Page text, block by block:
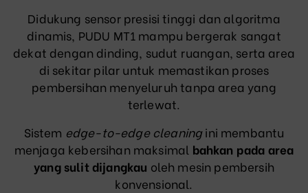
Didukung sensor presisi tinggi dan algoritma
dinamis, PUDU MT1 mampu bergerak sangat
dekat dengan dinding, sudut ruangan, serta area
di sekitar pilar untuk memastikan proses
pembersihan menyeluruh tanpa area yang
terlewat.
Sistem edge-to-edge cleaningini membantu
menjaga kebersihan maksimal bahkan pada area
yang sulit dijangkau oleh mesin pembersih
konvensional.